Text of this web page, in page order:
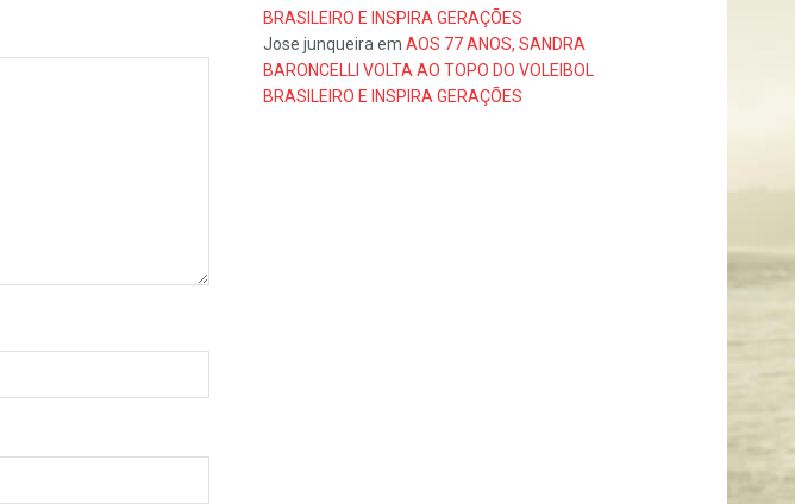
BRASILEIRO E INSPIRA GERAÇÕES
Jose junqueiraem AOS 77 ANOS, SANDRA
BARONCELLI VOLTA AO TOPO DO VOLEIBOL
BRASILEIRO E INSPIRA GERAÇÕES